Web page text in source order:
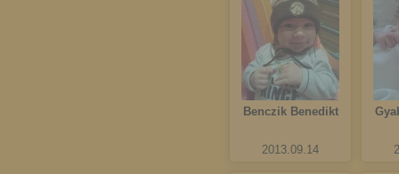
Benczik Benedikt
2013.09.14